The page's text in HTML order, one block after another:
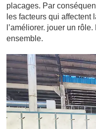
placages. Par
les facteurs qui affectent
l’améliorer. jouer un
ensemble.